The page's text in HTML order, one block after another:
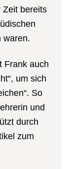
Zeit bereits
waren.
Frank auch
um sich
So
und
durch
zum